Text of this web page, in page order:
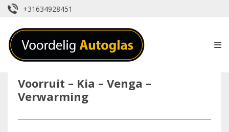
+31634928451
Voorruit – Kia – Venga –
Verwarming